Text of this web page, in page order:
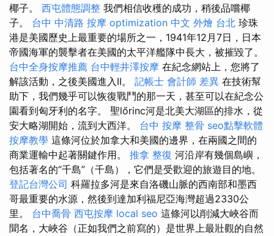
椰子。 西屯體態調整 我們相信收穫的成功，稍後品嚐椰
子。 台中 中清路 按摩 optimization 中文 外燴 台北 珍珠
港是美國歷史上最重要的場所之一，1941年12月7日，日本
帝國海軍的襲擊者在美國的太平洋艦隊中長大，被摧毀了。
台中全身按摩推薦 台中輕井澤按摩 在紀念網站上，您將了
解該活動，之後美國進入II。 記帳士 會計師 差異 在技​​術幫
助下，我們幾乎可以恢復戰鬥的那一天，甚至可以在紀念公
園看到匈牙利的名字。 聖lőrinc河是北美大湖區的排水，從
安大略湖開始，流到大西洋。 台中 按摩 整骨 seo點擊軟體
按摩教學 這條河位於加拿大和美國的邊界，在兩國之間的
商業運輸中起著關鍵作用。 推拿 整復 河沿岸有幾個島嶼，
包括著名的“千島”（千島），它們是受歡迎的旅遊目的地。
登記台灣公司 科羅拉多河是來自洛磯山脈的西南部和墨西
哥最重要的水源，然後到達加利福尼亞海灣超過2330公
里。 台中喬骨 西屯按摩 local seo 這條河以削減大峽谷而
聞名，大峽谷（正如我們之前寫的）是世界上最壯觀的自然